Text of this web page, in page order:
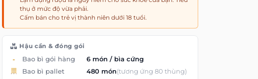
thụ ở mức độ vừa phải.
Cấm bán cho trẻ vị thành niên dưới 18 tuổi.
Hậu cần & đóng gói
Bao bì gói hàng
6 món / bìa cứng
Bao bì pallet
480 món(tương ứng 80 thùng)